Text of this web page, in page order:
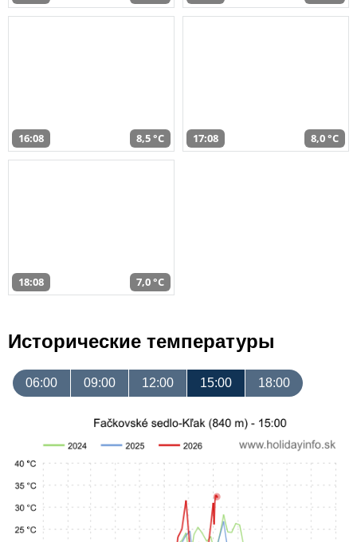
16:08 8,5 °C 17:08 8,0 °C
18:08 7,0 °C
Исторические температуры
06:00 09:00 12:00 15:00 18:00